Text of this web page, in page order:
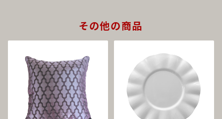
その他の商品